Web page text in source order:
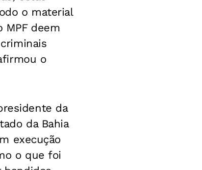
o material
deem
o
da
da Bahia
execução
o que foi